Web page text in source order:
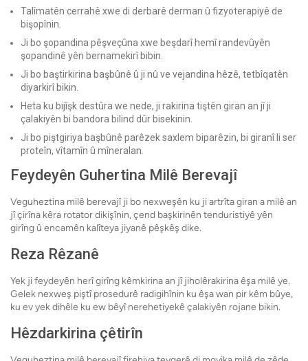
Talîmatên cerrahê xwe di derbarê derman û fizyoterapiyê de
bişopînin.
Ji bo şopandina pêşveçûna xwe beşdarî hemî randevûyên
şopandinê yên bernamekirî bibin.
Ji bo baştirkirina başbûnê û ji nû ve vejandina hêzê, tetbîqatên
diyarkirî bikin.
Heta ku bijîşk destûra we nede, ji rakirina tiştên giran an jî ji
çalakiyên bi bandora bilind dûr bisekinin.
Ji bo piştgiriya başbûnê parêzek saxlem biparêzin, bi giranî li ser
proteîn, vîtamîn û mîneralan.
Feydeyên Guhertina Milê Berevajî
Veguheztina milê berevajî ji bo nexweşên ku ji artrîta giran a milê an
jî çirîna kêra rotator dikişînin, çend başkirinên tenduristiyê yên
girîng û encamên kalîteya jiyanê pêşkêş dike.
Reza Rêzanê
Yek ji feydeyên herî girîng kêmkirina an jî jiholêrakirina êşa milê ye.
Gelek nexweş piştî prosedurê radigihînin ku êşa wan pir kêm bûye,
ku ev yek dihêle ku ew bêyî nerehetiyekê çalakiyên rojane bikin.
Hêzdarkirina çêtirîn